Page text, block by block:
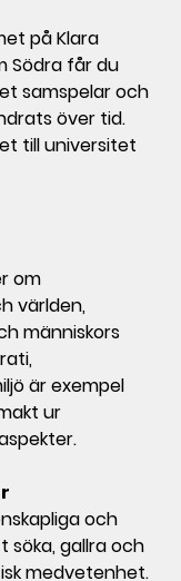
påKlara
Södrafår du
samspelar och
över tid.
till universitet
om
världen,
människors
är exempel
ur
och
söka, gallra och
medvetenhet.